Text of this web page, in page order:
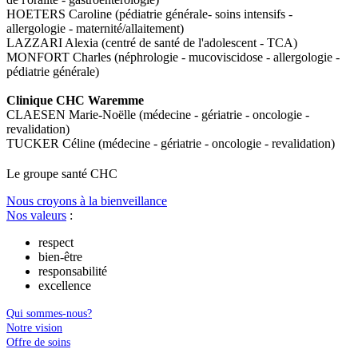
HOETERS Caroline (pédiatrie générale- soins intensifs -
allergologie - maternité/allaitement)
LAZZARI Alexia (centré de santé de l'adolescent - TCA)
MONFORT Charles (néphrologie - mucoviscidose - allergologie -
pédiatrie générale)
Clinique CHC Waremme
CLAESEN Marie-Noëlle (médecine - gériatrie - oncologie -
revalidation)
TUCKER Céline (médecine - gériatrie - oncologie - revalidation)
Le groupe santé CHC
Nous croyons à la bienveillance
Nos valeurs :
respect
bien-être
responsabilité
excellence
Qui sommes-nous?
Notre vision
Offre de soins